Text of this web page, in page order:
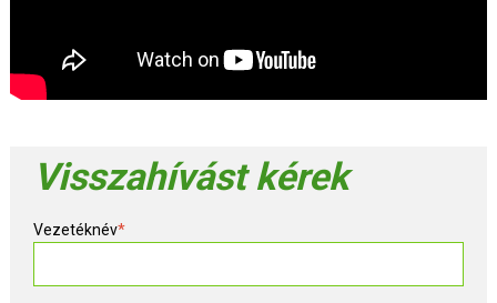
Visszahívást kérek
Vezetéknév*